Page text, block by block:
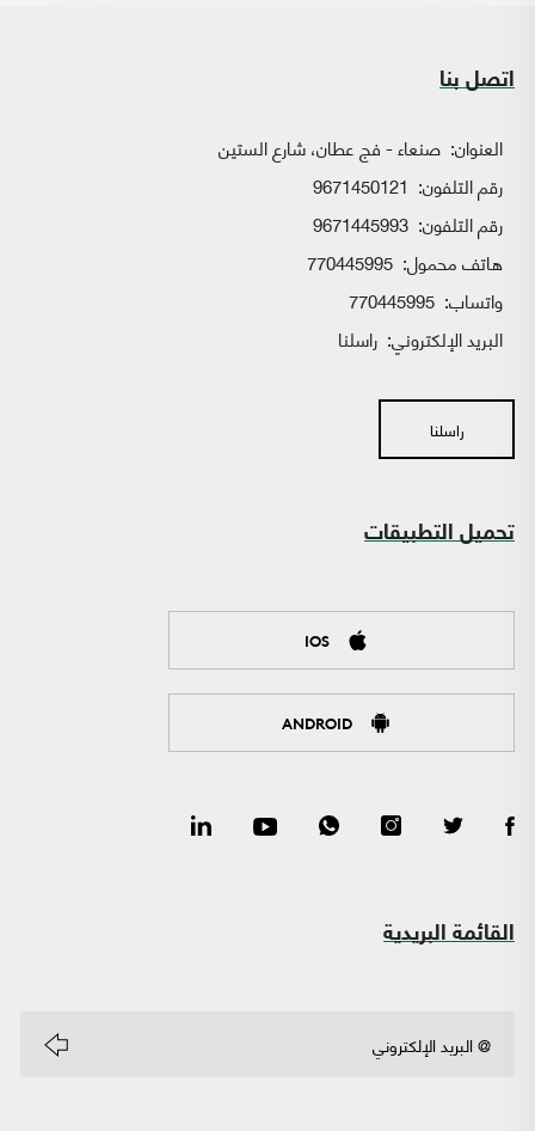
اتصل بنا
العنوان: صنعاء - فج عطان، شارع الستين
رقم التلفون: 9671450121
رقم التلفون: 9671445993
هاتف محمول: 770445995
واتساب:
البريد الإلكتروني: راسلنا
راسلنا
تحميل التطبيقات
IOS
ANDROID
القائمة البريدية